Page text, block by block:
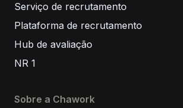
Serviço de recrutamento
Plataforma de recrutamento
Hub de avaliação
NR 1
Sobre a Chawork